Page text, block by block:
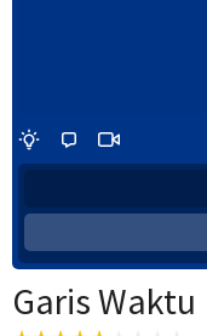
Garis Waktu